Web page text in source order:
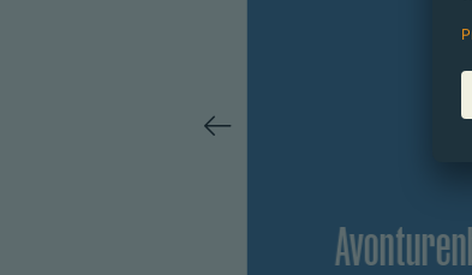
Avonturenbad